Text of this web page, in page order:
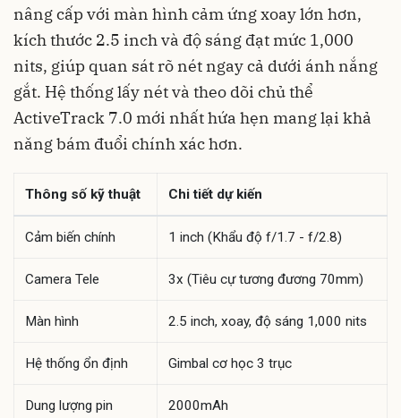
nâng cấp với màn hình cảm ứng xoay lớn hơn,
kích thước 2.5 inch và độ sáng đạt mức 1,000
nits, giúp quan sát rõ nét ngay cả dưới ánh nắng
gắt. Hệ thống lấy nét và theo dõi chủ thể
ActiveTrack 7.0 mới nhất hứa hẹn mang lại khả
năng bám đuổi chính xác hơn.
Thông số kỹ thuật Chi tiết dự kiến
Cảm biến chính 1 inch (Khẩu độ f/1.7 - f/2.8)
Camera Tele 3x (Tiêu cự tương đương 70mm)
Màn hình 2.5 inch, xoay, độ sáng 1,000 nits
Hệ thống ổn định Gimbal cơ học 3 trục
Dung lượng pin 2000mAh